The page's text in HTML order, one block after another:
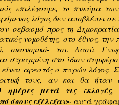
επιλέγουμε, το πνεύμα
λόγος δεν αποβλέπει σε
σεβασμό προς τη
νομοθέτης, στο έθνος,
οικονομικό- του Λαού.
στραμμένη στο ίδιον
αρεστός ο παρών λόγος.
τους, αν και θα
ημέρες μετά τις
όσους εξέλεξαν»· αυτά